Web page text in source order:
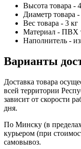
Высота товара -
Диаметр товара
Вес товара - 3 кг
Материал - ПВХ
Наполнитель -
Варианты
Доставка товара
всей территории
зависит от скорости
дня.
По Минску (в
курьером (при
самовывоз.